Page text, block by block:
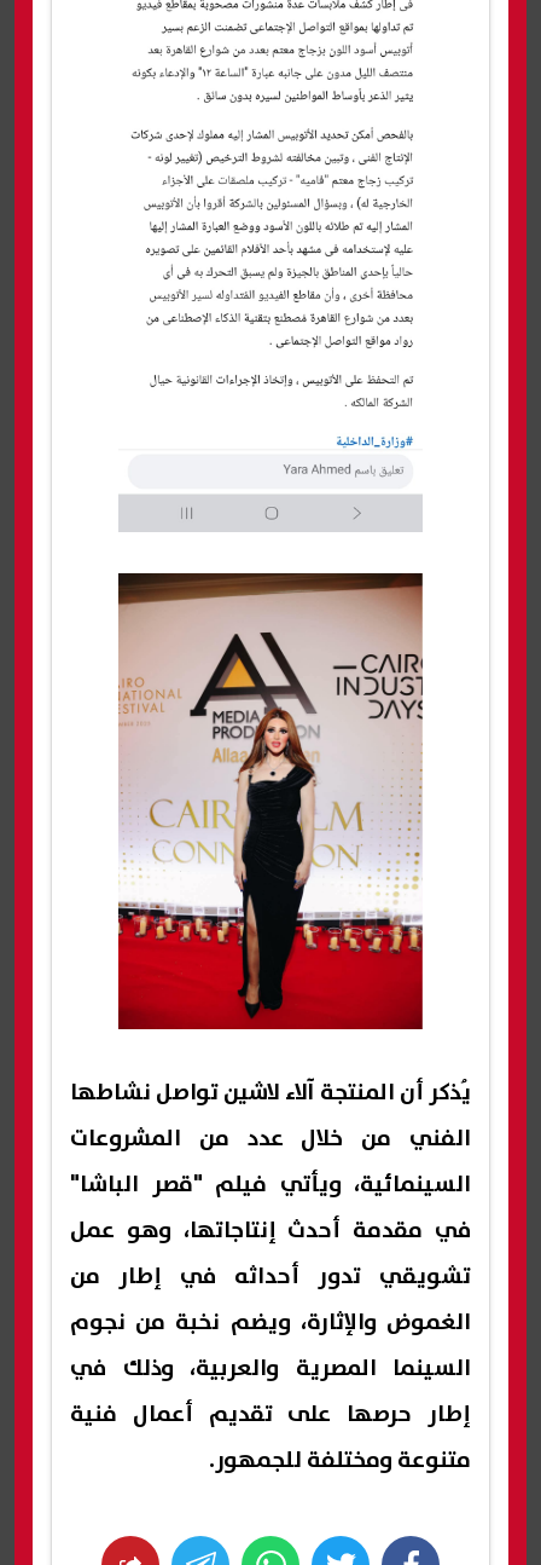
يُذكر أن المنتجة آلاء لاشين تواصل نشاطها
الفني من خلال عدد من المشروعات
السينمائية، ويأتي فيلم "قصر الباشا"
في مقدمة أحدث إنتاجاتها، وهو عمل
تشويقي تدور أحداثه في إطار من
الغموض والإثارة، ويضم نخبة من نجوم
السينما المصرية والعربية، وذلك في
إطار حرصها على تقديم أعمال فنية
متنوعة ومختلفة للجمهور.